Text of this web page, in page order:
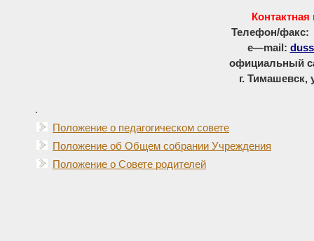
Телефон/факс:
e—mail:
официальный
г. Тимашевск,
.
Положение о педагогическом совете
Положение об Общем собрании Учреждения
Положение о Совете родителей